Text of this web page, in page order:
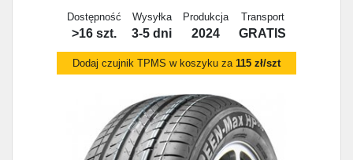
Dostępność
>16 szt.
Wysyłka
3-5 dni
Produkcja
2024
Transport
GRATIS
Dodaj czujnik TPMS w koszyku za 115 zł/szt